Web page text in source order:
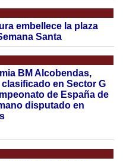
embellece la plaza
Santa
BM Alcobendas,
clasificado en Sector G
de España de
disputado en